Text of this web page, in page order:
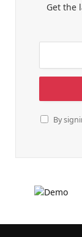
Get the
By